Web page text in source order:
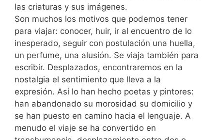
las criaturas y sus imágenes.
Son muchos los motivos que podemos tener
para viajar: conocer, huir, ir al encuentro de lo
inesperado, seguir con postulación una huella,
un perfume, una alusión. Se viaja también para
escribir. Desplazados, encontraremos en la
nostalgia el sentimiento que lleva a la
expresión. Así lo han hecho poetas y pintores:
han abandonado su morosidad su domicilio y
se han puesto en camino hacia el lenguaje. A
menudo el viaje se ha convertido en